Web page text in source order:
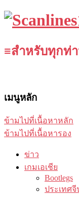
≡สำหรับทุกท่า
เมนูหลัก
ข้ามไปที่เนื้อหาหลัก
ข้ามไปที่เนื้อหารอง
ข่าว
เกมเอเชีย
Bootlegs
ประเทศ